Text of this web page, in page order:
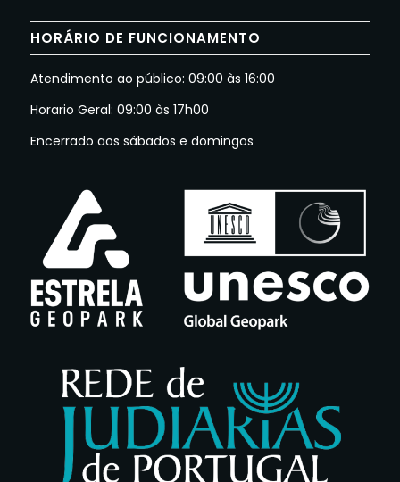
HORÁRIO DE FUNCIONAMENTO
Atendimento ao público: 09:00 às 16:00
Horario Geral: 09:00 às 17h00
Encerrado aos sábados e domingos